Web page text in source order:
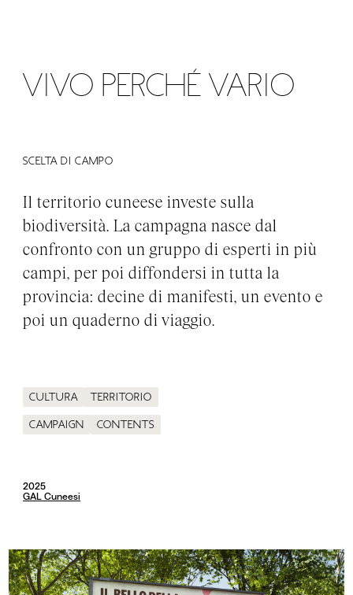
Vivo perché vario
Cultura Territorio
Campaign Contents
2025
GAL Cuneesi
Scelta di campo
Il territorio cuneese investe sulla
biodiversità. La campagna nasce dal
confronto con un gruppo di esperti in più
campi, per poi diffondersi in tutta la
provincia: decine di manifesti, un evento e
poi un quaderno di viaggio.